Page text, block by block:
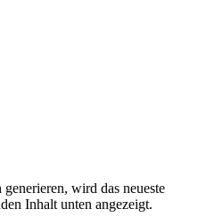
wird das neueste
Inhalt unten angezeigt.